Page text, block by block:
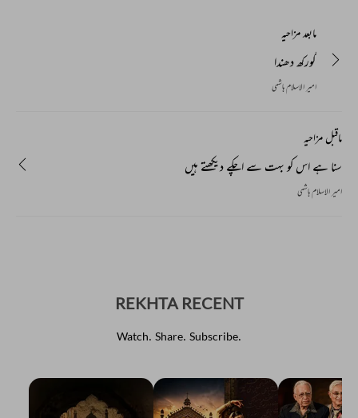
مابعد مزاحیہ
گورکھ دھندا
امیر الاسلام ہاشمی
ماقبل مزاحیہ
سنا ہے اس کو بہت سے اچکے دیکھتے ہیں
امیر الاسلام ہاشمی
REKHTA RECENT
Watch. Share. Subscribe.